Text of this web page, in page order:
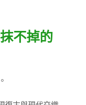
不掉的